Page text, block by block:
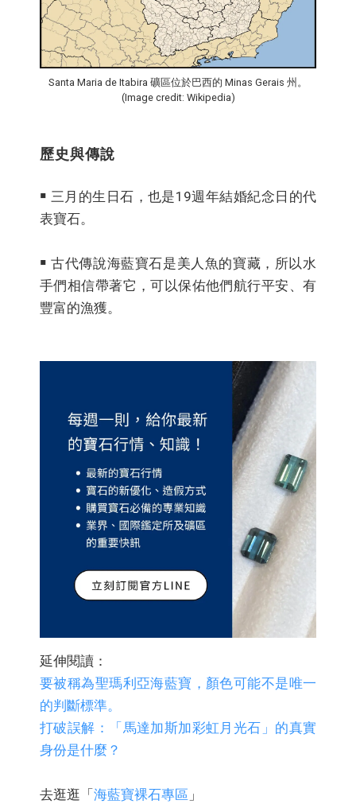
Santa Maria de Itabira 礦區位於巴西的 Minas Gerais 州。
(Image credit: Wikipedia)
歷史與傳說
￭ 三月的生日石，也是19週年結婚紀念日的代
表寶石。
￭ 古代傳說海藍寶石是美人魚的寶藏，所以水
手們相信帶著它，可以保佑他們航行平安、有
豐富的漁獲。
延伸閱讀：
要被稱為聖瑪利亞海藍寶，顏色可能不是唯一
的判斷標準。
打破誤解：「馬達加斯加彩虹月光石」的真實
身份是什麼？
去逛逛「 海藍寶裸石專區 」